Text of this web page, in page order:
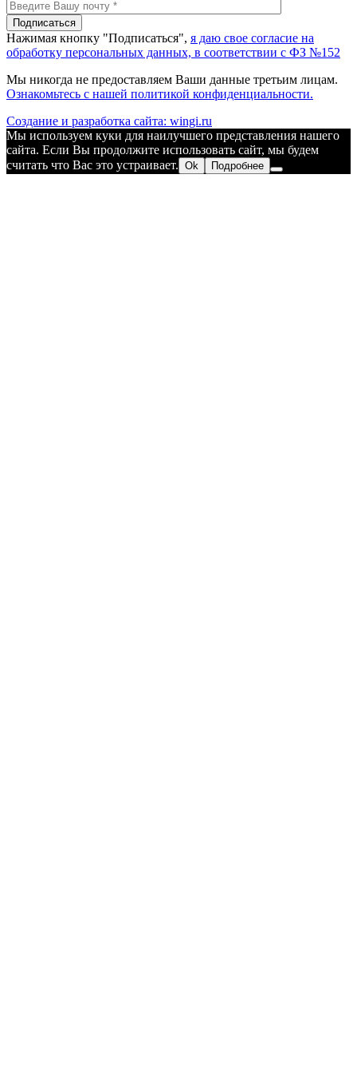
Нажимая кнопку "Подписаться", я даю свое согласие на
обработку персональных данных, в соответствии с ФЗ №152
Мы никогда не предоставляем Ваши данные третьим лицам.
Ознакомьтесь с нашей политикой конфиденциальности.
Создание и разработка сайта: wingi.ru
Мы используем куки для наилучшего представления нашего
сайта. Если Вы продолжите использовать сайт, мы будем
считать что Вас это устраивает. Ok Подробнее